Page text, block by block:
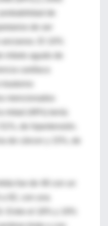
de
de ser
El 10%
infarto agudo de
92, con una